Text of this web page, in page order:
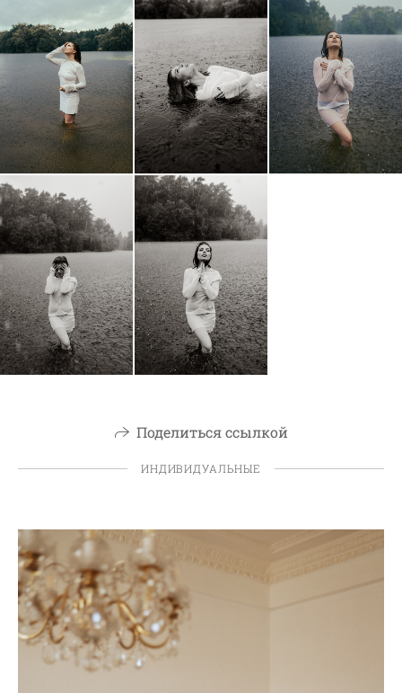
Поделиться ссылкой
ИНДИВИДУАЛЬНЫЕ